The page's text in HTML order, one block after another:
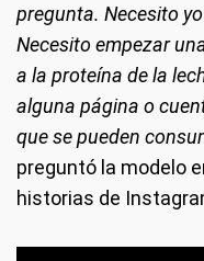
pregunta. Necesito
Necesito empezar
a la proteína de la
alguna página o
que se pueden
preguntó la modelo
historias de